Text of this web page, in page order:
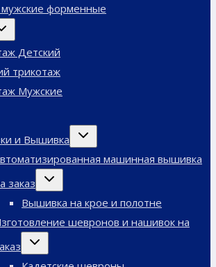
форменные
Детский
трикотаж
Мужские
и Вышивка
Переключить
машинная вышивка
заказ
Переключить
Вышивка на крое и полотне
шевронов и нашивок на
Переключить